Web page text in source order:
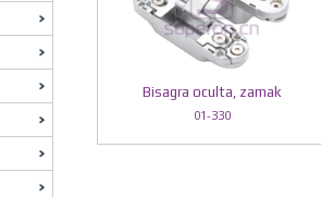
Bisagra oculta, zamak
01-330